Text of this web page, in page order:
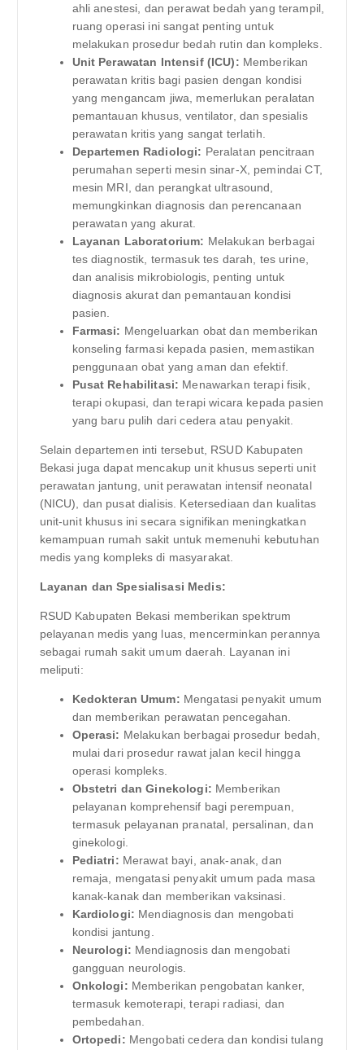
ahli anestesi, dan perawat bedah yang terampil,
ruang operasi ini sangat penting untuk
melakukan prosedur bedah rutin dan kompleks.
Unit Perawatan Intensif (ICU): Memberikan
perawatan kritis bagi pasien dengan kondisi
yang mengancam jiwa, memerlukan peralatan
pemantauan khusus, ventilator, dan spesialis
perawatan kritis yang sangat terlatih.
Departemen Radiologi: Peralatan pencitraan
perumahan seperti mesin sinar-X, pemindai CT,
mesin MRI, dan perangkat ultrasound,
memungkinkan diagnosis dan perencanaan
perawatan yang akurat.
Layanan Laboratorium: Melakukan berbagai
tes diagnostik, termasuk tes darah, tes urine,
dan analisis mikrobiologis, penting untuk
diagnosis akurat dan pemantauan kondisi
pasien.
Farmasi: Mengeluarkan obat dan memberikan
konseling farmasi kepada pasien, memastikan
penggunaan obat yang aman dan efektif.
Pusat Rehabilitasi: Menawarkan terapi fisik,
terapi okupasi, dan terapi wicara kepada pasien
yang baru pulih dari cedera atau penyakit.
Selain departemen inti tersebut, RSUD Kabupaten
Bekasi juga dapat mencakup unit khusus seperti unit
perawatan jantung, unit perawatan intensif neonatal
(NICU), dan pusat dialisis. Ketersediaan dan kualitas
unit-unit khusus ini secara signifikan meningkatkan
kemampuan rumah sakit untuk memenuhi kebutuhan
medis yang kompleks di masyarakat.
Layanan dan Spesialisasi Medis:
RSUD Kabupaten Bekasi memberikan spektrum
pelayanan medis yang luas, mencerminkan perannya
sebagai rumah sakit umum daerah. Layanan ini
meliputi:
Kedokteran Umum: Mengatasi penyakit umum
dan memberikan perawatan pencegahan.
Operasi: Melakukan berbagai prosedur bedah,
mulai dari prosedur rawat jalan kecil hingga
operasi kompleks.
Obstetri dan Ginekologi: Memberikan
pelayanan komprehensif bagi perempuan,
termasuk pelayanan pranatal, persalinan, dan
ginekologi.
Pediatri: Merawat bayi, anak-anak, dan
remaja, mengatasi penyakit umum pada masa
kanak-kanak dan memberikan vaksinasi.
Kardiologi: Mendiagnosis dan mengobati
kondisi jantung.
Neurologi: Mendiagnosis dan mengobati
gangguan neurologis.
Onkologi: Memberikan pengobatan kanker,
termasuk kemoterapi, terapi radiasi, dan
pembedahan.
Ortopedi: Mengobati cedera dan kondisi tulang